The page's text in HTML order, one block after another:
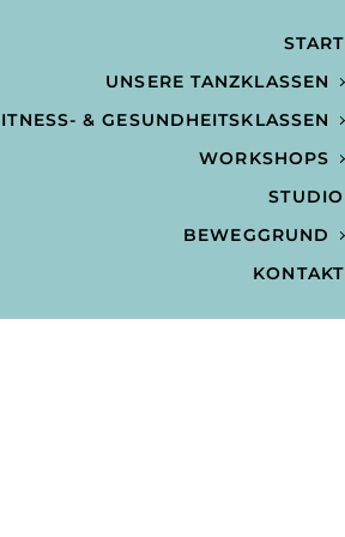
START
UNSERE TANZKLASSEN
& GESUNDHEITSKLASSEN
WORKSHOPS
STUDIO
BEWEGGRUND
KONTAKT